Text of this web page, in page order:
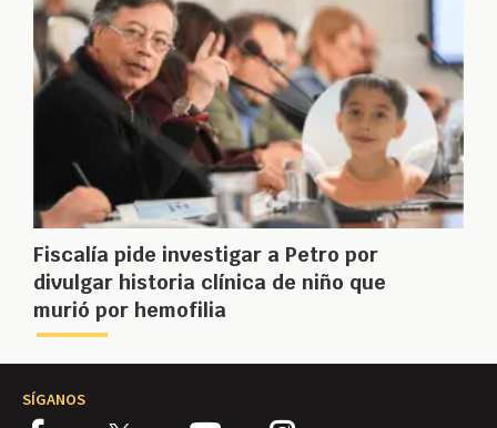
Fiscalía pide investigar a Petro por
divulgar historia clínica de niño que
murió por hemofilia
SÍGANOS